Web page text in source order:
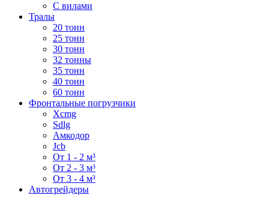
С вилами
Тралы
20 тонн
25 тонн
30 тонн
32 тонны
35 тонн
40 тонн
60 тонн
Фронтальные погрузчики
Xcmg
Sdlg
Амкодор
Jcb
От 1 - 2 м³
От 2 - 3 м³
От 3 - 4 м³
Автогрейдеры